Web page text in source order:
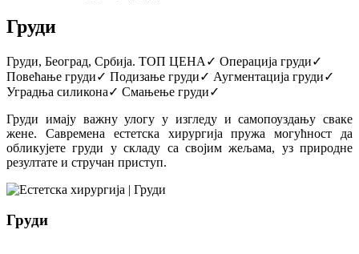
Груди
Груди, Београд, Србија. ТОП ЦЕНА✓ Операција груди✓
Повећање груди✓ Подизање груди✓ Аугментација груди✓
Уградња силикона✓ Смањење груди✓
Груди имају важну улогу у изгледу и самопоуздању сваке
жене. Савремена естетска хирургија пружа могућност да
обликујете груди у складу са својим жељама, уз природне
резултате и стручан приступ.
Груди